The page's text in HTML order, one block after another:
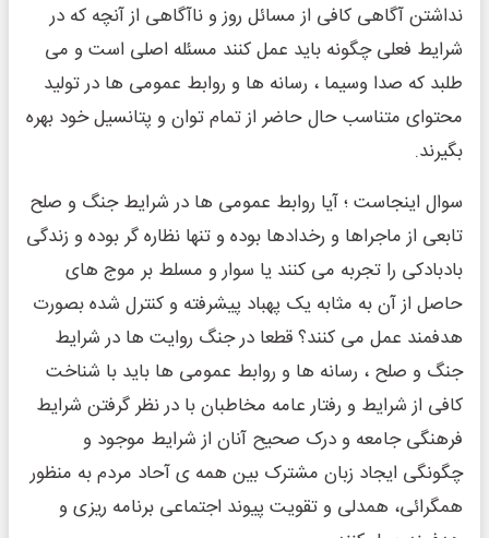
نداشتن آگاهی کافی از مسائل روز و ناآگاهی از آنچه که در
شرایط فعلی چگونه باید عمل کنند مسئله اصلی است و می
طلبد که صدا وسیما ، رسانه ها و روابط عمومی ها در تولید
محتوای متناسب حال حاضر از تمام توان و پتانسیل خود بهره
بگیرند.
سوال اینجاست ؛ آیا روابط عمومی ها در شرایط جنگ و صلح
تابعی از ماجراها و رخدادها بوده و تنها نظاره گر بوده و زندگی
بادبادکی را تجربه می کنند یا سوار و مسلط بر موج های
حاصل از آن به مثابه یک پهباد پیشرفته و کنترل شده بصورت
هدفمند عمل می کنند؟ قطعا در جنگ روایت ها در شرایط
جنگ و صلح ، رسانه ها و روابط عمومی ها باید با شناخت
کافی از شرایط و رفتار عامه مخاطبان با در نظر گرفتن شرایط
فرهنگی جامعه و درک صحیح آنان از شرایط موجود و
چگونگی ایجاد زبان مشترک بین همه ی آحاد مردم به منظور
همگرائی، همدلی و تقویت پیوند اجتماعی برنامه ریزی و